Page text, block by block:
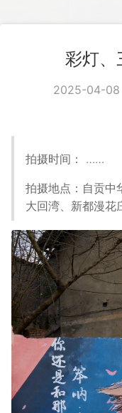
彩灯、
2025-04-08
拍摄时间： ……
拍摄地点：自贡中
大回湾、新都漫花